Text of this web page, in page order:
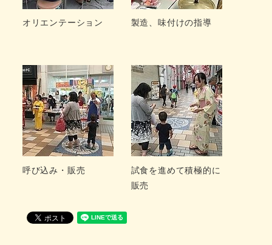
オリエンテーション 製造、味付けの指導
呼び込み・販売
試食を進めて積極的に
販売